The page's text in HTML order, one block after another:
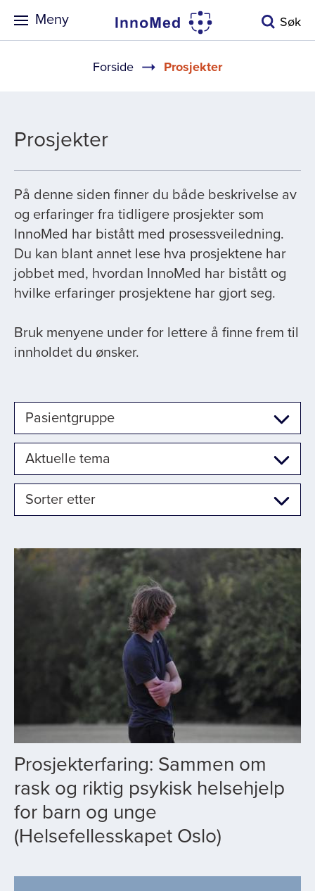
Meny Søk
Navigasjonssti
Forside Prosjekter
Prosjekter
På denne siden finner du både beskrivelse av
og erfaringer fra tidligere prosjekter som
InnoMed har bistått med prosessveiledning.
Du kan blant annet lese hva prosjektene har
jobbet med, hvordan InnoMed har bistått og
hvilke erfaringer prosjektene har gjort seg.
Bruk menyene under for lettere å finne frem til
innholdet du ønsker.
Pasientgruppe
Aktuelle tema
Sorter etter
Prosjekterfaring: Sammen om
rask og riktig psykisk helsehjelp
for barn og unge
(Helsefellesskapet Oslo)